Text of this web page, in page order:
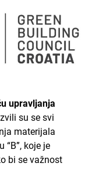
upravljanja
su se svi
materijala
koje je
bi se važnost